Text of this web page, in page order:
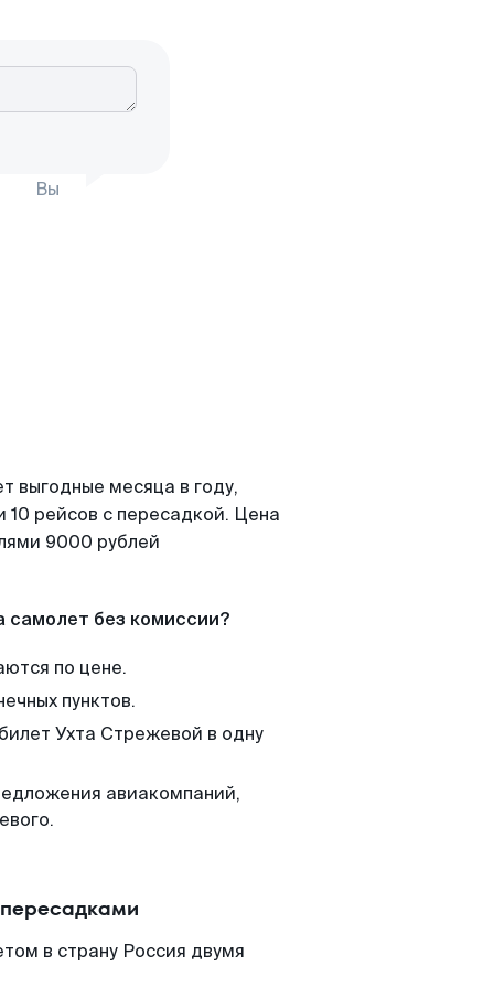
Вы
выгодные месяца в году,
рейсов с пересадкой. Цена
9000 рублей
самолет без комиссии?
по цене.
пунктов.
Ухта Стрежевой в одну
авиакомпаний,
в страну Россия двумя